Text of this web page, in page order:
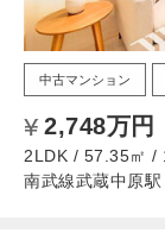
中古マンション
2,748万円
2LDK / 57.35㎡ /
南武線武蔵中原